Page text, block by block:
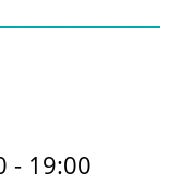
- 19:00